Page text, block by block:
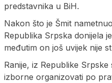
predstavnika u BiH.
Nakon što je Šmit
Republika Srpska donijela
međutim on još uvijek nije
Ranije, iz Republike
izborne organizovati po